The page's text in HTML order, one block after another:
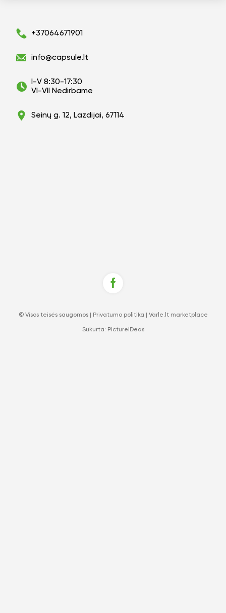
+37064671901
info@capsule.lt
I-V 8:30-17:30
VI-VII Nedirbame
Seinų g. 12, Lazdijai, 67114
© Visos teisės saugomos | Privatumo politika Varle.lt marketplace
Sukurta: PictureIDeas